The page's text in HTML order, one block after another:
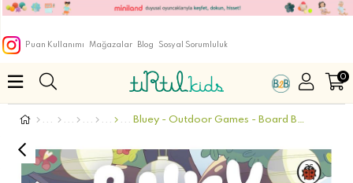
Puan Kullanımı Mağazalar Blog Sosyal Sorumluluk
0
Bluey - Outdoor Games - Board Book